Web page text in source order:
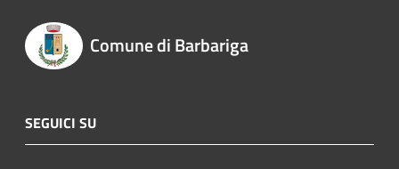
Comune di Barbariga
SEGUICI SU